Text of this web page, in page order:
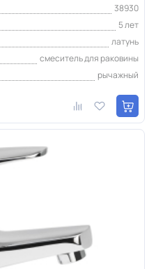
38930
5 лет
латунь
смеситель для раковины
рычажный